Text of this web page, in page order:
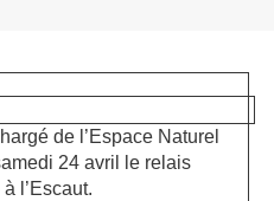
de l’Espace Naturel
24 avril le relais
l’Escaut.